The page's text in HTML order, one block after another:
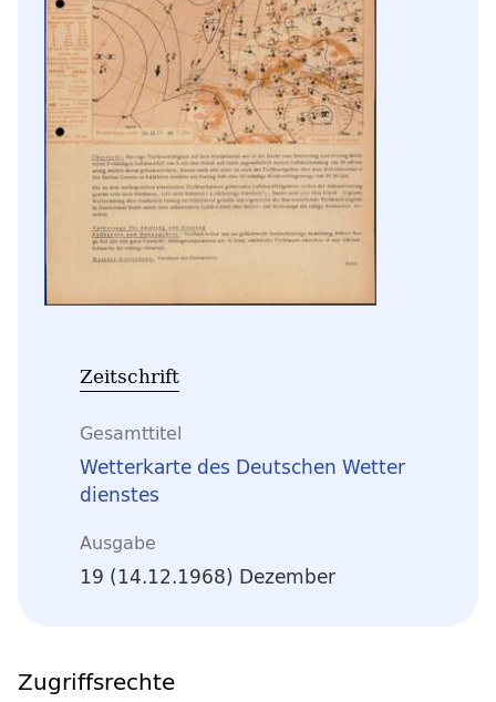
Zeitschrift
Gesamttitel
Wetterkarte des Deutschen Wetter
dienstes
Ausgabe
19 (14.12.1968) Dezember
Zugriffsrechte